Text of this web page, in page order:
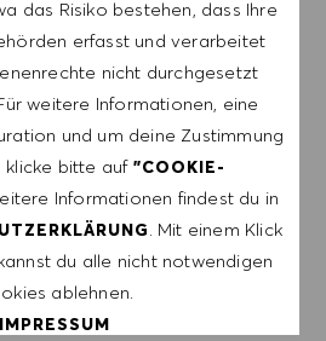
das Risiko bestehen, dass Ihre
erfasst und verarbeitet
nicht durchgesetzt
weitere Informationen, eine
und um deine Zustimmung
klicke bitte auf "COOKIE-
Informationen findest du in
. Mit einem Klick
du alle nicht notwendigen
ablehnen.
IMPRESSUM
persönlichen Daten
verarbeitet
(erforderlich)